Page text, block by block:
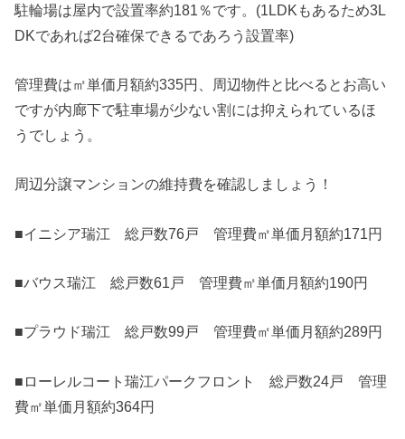
駐輪場は屋内で設置率約181％です。(1LDKもあるため3L
DKであれば2台確保できるであろう設置率)
管理費は㎡単価月額約335円、周辺物件と比べるとお高い
ですが内廊下で駐車場が少ない割には抑えられているほ
うでしょう。
周辺分譲マンションの維持費を確認しましょう！
■イニシア瑞江 総戸数76戸 管理費㎡単価月額約171円
■バウス瑞江 総戸数61戸 管理費㎡単価月額約190円
■プラウド瑞江 総戸数99戸 管理費㎡単価月額約289円
■ローレルコート瑞江パークフロント 総戸数24戸 管理
費㎡単価月額約364円